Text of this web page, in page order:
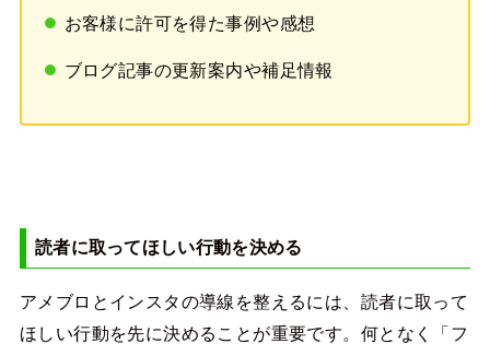
お客様に許可を得た事例や感想
ブログ記事の更新案内や補足情報
読者に取ってほしい行動を決める
アメブロとインスタの導線を整えるには、読者に取って
ほしい行動を先に決めることが重要です。何となく「フ